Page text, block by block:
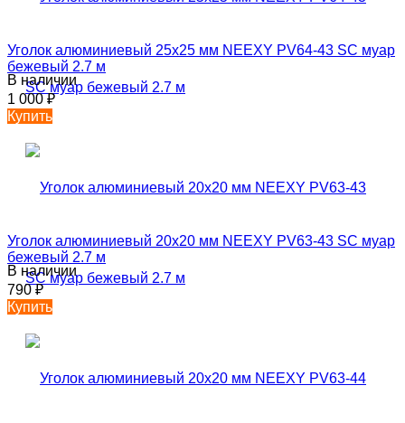
Уголок алюминиевый 25х25 мм NEEXY PV64-43 SC муар
бежевый 2.7 м
В наличии
1 000₽
Купить
Уголок алюминиевый 20х20 мм NEEXY PV63-43 SC муар
бежевый 2.7 м
В наличии
790₽
Купить